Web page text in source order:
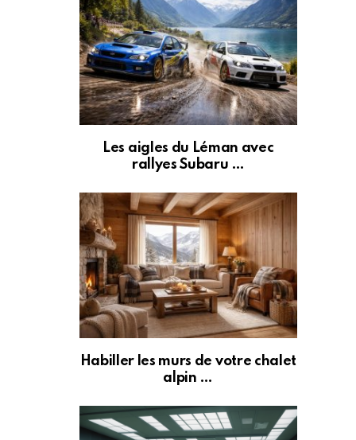
Les aigles du Léman avec
rallyes Subaru …
Habiller les murs de votre chalet
alpin …